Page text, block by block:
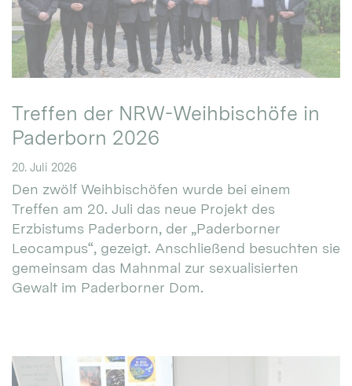
Treffen der NRW-Weihbischöfe in
Paderborn 2026
20. Juli 2026
Den zwölf Weihbischöfen wurde bei einem
Treffen am 20. Juli das neue Projekt des
Erzbistums Paderborn, der „Paderborner
Leocampus“, gezeigt. Anschließend besuchten sie
gemeinsam das Mahnmal zur sexualisierten
Gewalt im Paderborner Dom.